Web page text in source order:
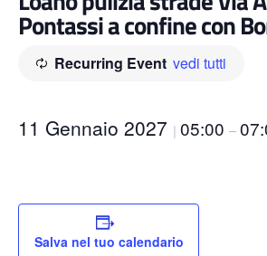
Pontassi a confine con
Recurring Event vedi tutti
11 Gennaio 2027 | 05:00 –
Salva nel tuo calendario